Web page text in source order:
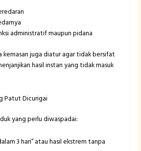
administratif maupun pidana
kemasan juga diatur agar tidak bersifat
hasil instan yang tidak masuk
Patut Dicurigai
yang perlu diwaspadai:
3 hari” atau hasil ekstrem tanpa